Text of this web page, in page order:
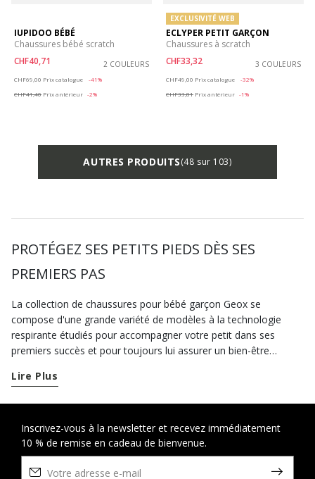
IUPIDOO BÉBÉ
Chaussures bébé scratch
CHF40,71
2 COULEURS
CHF69,00 Prix catalogue
-41%
CHF41,40 Prix antérieur -2%
EXCLUSIVITÉ WEB
ECLYPER PETIT GARÇON
Chaussures à scratch
CHF33,32
3 COULEURS
CHF49,00 Prix catalogue
-32%
CHF33,81 Prix antérieur -1%
AUTRES PRODUITS(48 sur 103)
PROTÉGEZ SES PETITS PIEDS DÈS SES
PREMIERS PAS
La collection de chaussures pour bébé garçon Geox se
compose d'une grande variété de modèles à la technologie
respirante étudiés pour accompagner votre petit dans ses
premiers succès et pour toujours lui assurer un bien-être
chaussures conjuguent style, confort et maintien adapté. Les
idéale pour assurer confort et légèreté aux pieds de votre petit,
pendant toute sa croissance. Les chaussures premiers pas
incluent des sneakers, notre collection de basket bébé garcon
et des sandalettes à scratch qui, en plus d’être très faciles à
Lire Plus
Inscrivez-vous à la newsletter et recevez immédiatement
10 % de remise en cadeau de bienvenue.